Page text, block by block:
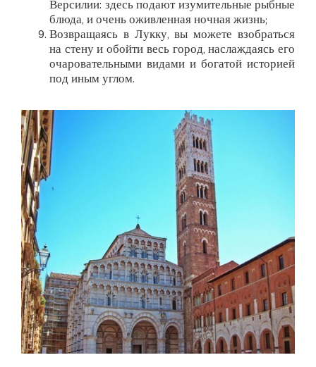
Версилии: здесь подают изумительные рыбные
блюда, и очень оживленная ночная жизнь;
Возвращаясь в Лукку, вы можете взобраться
на стену и обойти весь город, наслаждаясь его
очаровательными видами и богатой историей
под иным углом.